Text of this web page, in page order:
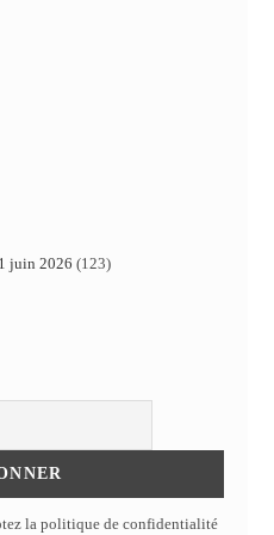
juin 2026 123
la politique de confidentialité